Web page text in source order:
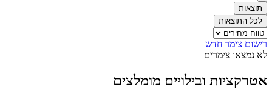
תוצאות
לכל התוצאות
רישום צימר חדש
לא נמצאו צימרים
אטרקציות ובילויים מומלצים